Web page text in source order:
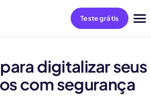
Teste grátis
digitalizar seus
com segurança